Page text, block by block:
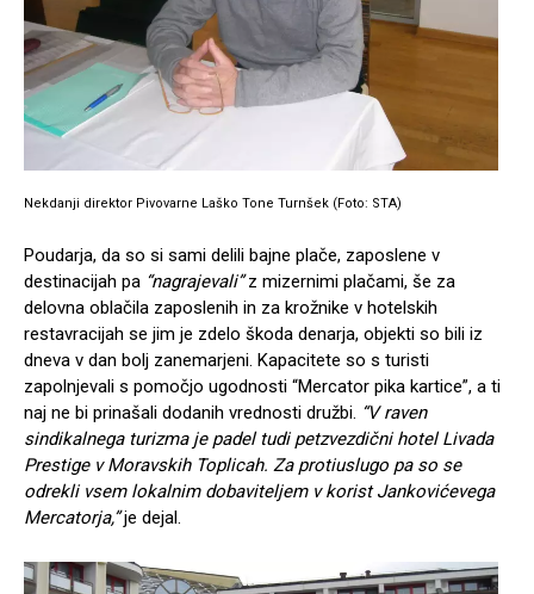
Nekdanji direktor Pivovarne Laško Tone Turnšek (Foto: STA)
Poudarja, da so si sami delili bajne plače, zaposlene v
destinacijah pa “nagrajevali”z mizernimi plačami, še za
delovna oblačila zaposlenih in za krožnike v hotelskih
restavracijah se jim je zdelo škoda denarja, objekti so bili iz
dneva v dan bolj zanemarjeni. Kapacitete so s turisti
zapolnjevali s pomočjo ugodnosti “Mercator pika kartice”, a ti
naj ne bi prinašali dodanih vrednosti družbi. “V raven
sindikalnega turizma je padel tudi petzvezdični hotel Livada
Prestige v Moravskih Toplicah. Za protiuslugo pa so se
odrekli vsem lokalnim dobaviteljem v korist Jankovićevega
Mercatorja,”je dejal.